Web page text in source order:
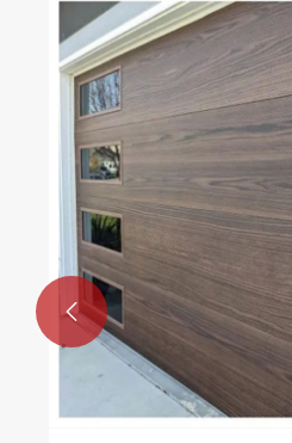
Produção de portas
Qingdao Norton
Veja mais >>
